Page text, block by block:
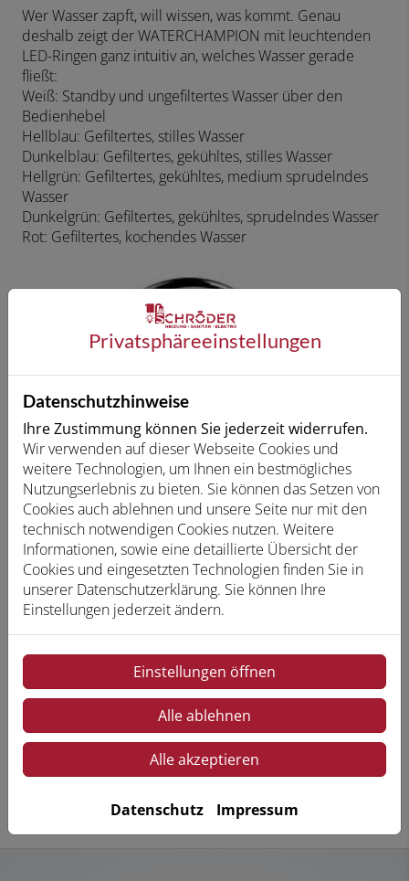
Wer Wasser zapft, will wissen, was kommt. Genau
deshalb zeigt der WATERCHAMPION mit leuchtenden
LED-Ringen ganz intuitiv an, welches Wasser gerade
fließt:
Weiß: Standby und ungefiltertes Wasser über den
Bedienhebel
Hellblau: Gefiltertes, stilles Wasser
Dunkelblau: Gefiltertes, gekühltes, stilles Wasser
Hellgrün: Gefiltertes, gekühltes, medium sprudelndes
Wasser
Dunkelgrün: Gefiltertes, gekühltes, sprudelndes Wasser
Rot: Gefiltertes, kochendes Wasser
Privatsphäre­einstellungen
Datenschutzhinweise
Ihre Zustimmung können Sie jederzeit widerrufen.
Wir verwenden auf dieser Webseite Cookies und
weitere Technologien, um Ihnen ein bestmögliches
Nutzungserlebnis zu bieten. Sie können das Setzen von
Cookies auch ablehnen und unsere Seite nur mit den
technisch notwendigen Cookies nutzen. Weitere
Informationen, sowie eine detaillierte Übersicht der
Cookies und eingesetzten Technologien finden Sie in
unserer Datenschutzerklärung. Sie können Ihre
Einstellungen jederzeit ändern.
Einstellungen öffnen
Alle ablehnen
Alle akzeptieren
Datenschutz Impressum